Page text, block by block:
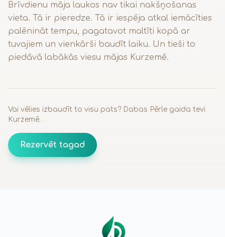
Brīvdienu māja laukos nav tikai nakšņošanas
vieta. Tā ir pieredze. Tā ir iespēja atkal iemācīties
palēnināt tempu, pagatavot maltīti kopā ar
tuvajiem un vienkārši baudīt laiku. Un tieši to
piedāvā labākās viesu mājas Kurzemē.
Vai vēlies izbaudīt to visu pats? Dabas Pērle gaida tevi
Kurzemē.
Rezervēt tagad